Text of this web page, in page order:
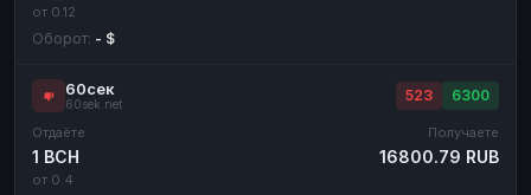
от 0.12
Оборот: - $
60сек
60sek.net
523 6300
Отдаёте
1 BCH
от 0.4
Получаете
16800.79 RUB